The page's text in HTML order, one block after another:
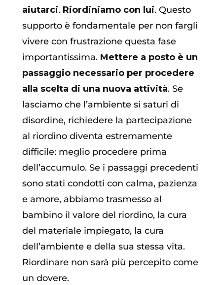
aiutarci. Riordiniamo con lui. Questo
supporto è fondamentale per non fargli
vivere con frustrazione questa fase
importantissima. Mettere a posto è un
passaggio necessario per procedere
alla scelta di una nuova attività. Se
lasciamo che l’ambiente si saturi di
disordine, richiedere la partecipazione
al riordino diventa estremamente
difficile: meglio procedere prima
dell’accumulo. Se i passaggi precedenti
sono stati condotti con calma, pazienza
e amore, abbiamo trasmesso al
bambino il valore del riordino, la cura
del materiale impiegato, la cura
dell’ambiente e della sua stessa vita.
Riordinare non sarà più percepito come
un dovere.